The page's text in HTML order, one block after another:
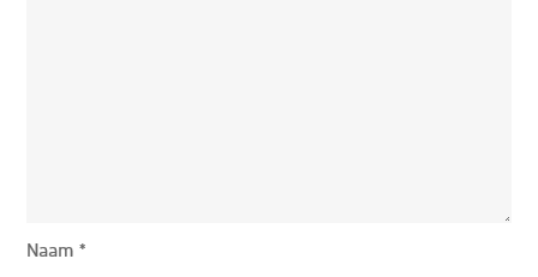
Naam*